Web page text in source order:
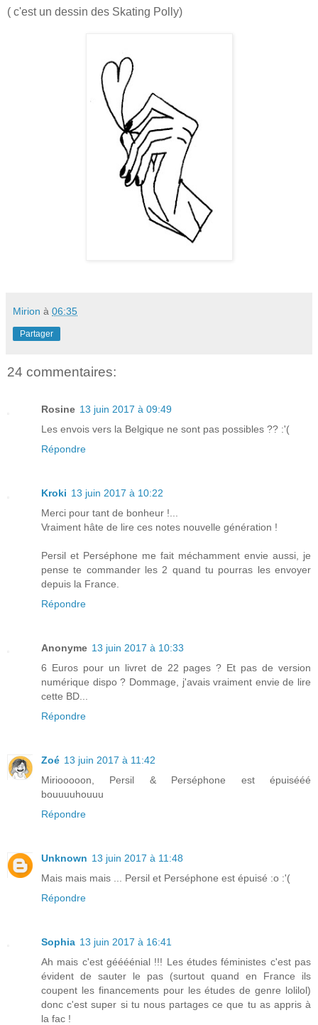
( c'est un dessin des Skating Polly)
Mirion à 06:35
Partager
24 commentaires:
Rosine 13 juin 2017 à 09:49
Les envois vers la Belgique ne sont pas possibles ?? :'(
Répondre
Kroki 13 juin 2017 à 10:22
Merci pour tant de bonheur !...
Vraiment hâte de lire ces notes nouvelle génération !
Persil et Perséphone me fait méchamment envie aussi, je
pense te commander les 2 quand tu pourras les envoyer
depuis la France.
Répondre
Anonyme 13 juin 2017 à 10:33
6 Euros pour un livret de 22 pages ? Et pas de version
numérique dispo ? Dommage, j'avais vraiment envie de lire
cette BD...
Répondre
Zoé 13 juin 2017 à 11:42
Miriooooon, Persil & Perséphone est épuisééé
bouuuuhouuu
Répondre
Unknown 13 juin 2017 à 11:48
Mais mais mais ... Persil et Perséphone est épuisé :o :'(
Répondre
Sophia 13 juin 2017 à 16:41
Ah mais c'est géééénial !!! Les études féministes c'est pas
évident de sauter le pas (surtout quand en France ils
coupent les financements pour les études de genre lolilol)
donc c'est super si tu nous partages ce que tu as appris à
la fac !